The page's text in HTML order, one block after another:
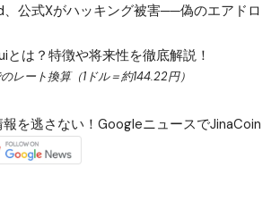
公式Xがハッキング被害──偽のエアドロ
とは？特徴や将来性を徹底解説！
レート換算（1ドル＝約144.22円）
を逃さない！GoogleニュースでJinaCoin